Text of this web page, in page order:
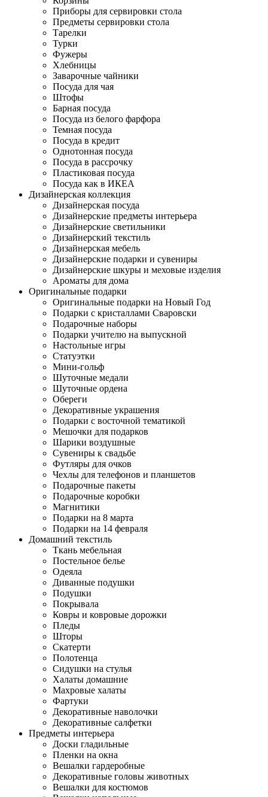
Приборы для сервировки стола
Предметы сервировки стола
Тарелки
Турки
Фужеры
Хлебницы
Заварочные чайники
Посуда для чая
Штофы
Барная посуда
Посуда из белого фарфора
Темная посуда
Посуда в кредит
Однотонная посуда
Посуда в рассрочку
Пластиковая посуда
Посуда как в ИКЕА
Дизайнерская коллекция
Дизайнерская посуда
Дизайнерские предметы интерьера
Дизайнерские светильники
Дизайнерский текстиль
Дизайнерская мебель
Дизайнерские подарки и сувениры
Дизайнерские шкуры и меховые изделия
Ароматы для дома
Оригинальные подарки
Оригинальные подарки на Новый Год
Подарки с кристаллами Сваровски
Подарочные наборы
Подарки учителю на выпускной
Настольные игры
Статуэтки
Мини-гольф
Шуточные медали
Шуточные ордена
Обереги
Декоративные украшения
Подарки с восточной тематикой
Мешочки для подарков
Шарики воздушные
Сувениры к свадьбе
Футляры для очков
Чехлы для телефонов и планшетов
Подарочные пакеты
Подарочные коробки
Магнитики
Подарки на 8 марта
Подарки на 14 февраля
Домашний текстиль
Ткань мебельная
Постельное белье
Одеяла
Диванные подушки
Подушки
Покрывала
Ковры и ковровые дорожки
Пледы
Шторы
Скатерти
Полотенца
Сидушки на стулья
Халаты домашние
Махровые халаты
Фартуки
Декоративные наволочки
Декоративные салфетки
Предметы интерьера
Доски гладильные
Пленки на окна
Вешалки гардеробные
Декоративные головы животных
Вешалки для костюмов